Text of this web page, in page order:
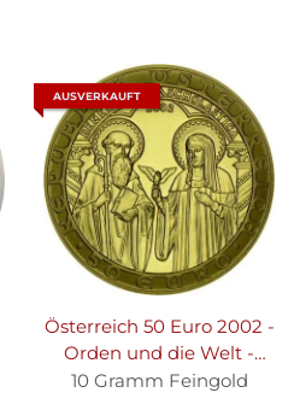
AUSVERKAUFT
Österreich 50 Euro 2002 -
Orden und die Welt -
Gold
10 Gramm Feingold